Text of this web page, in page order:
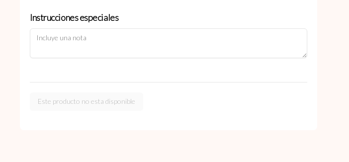
Instrucciones especiales
Este producto no esta disponible